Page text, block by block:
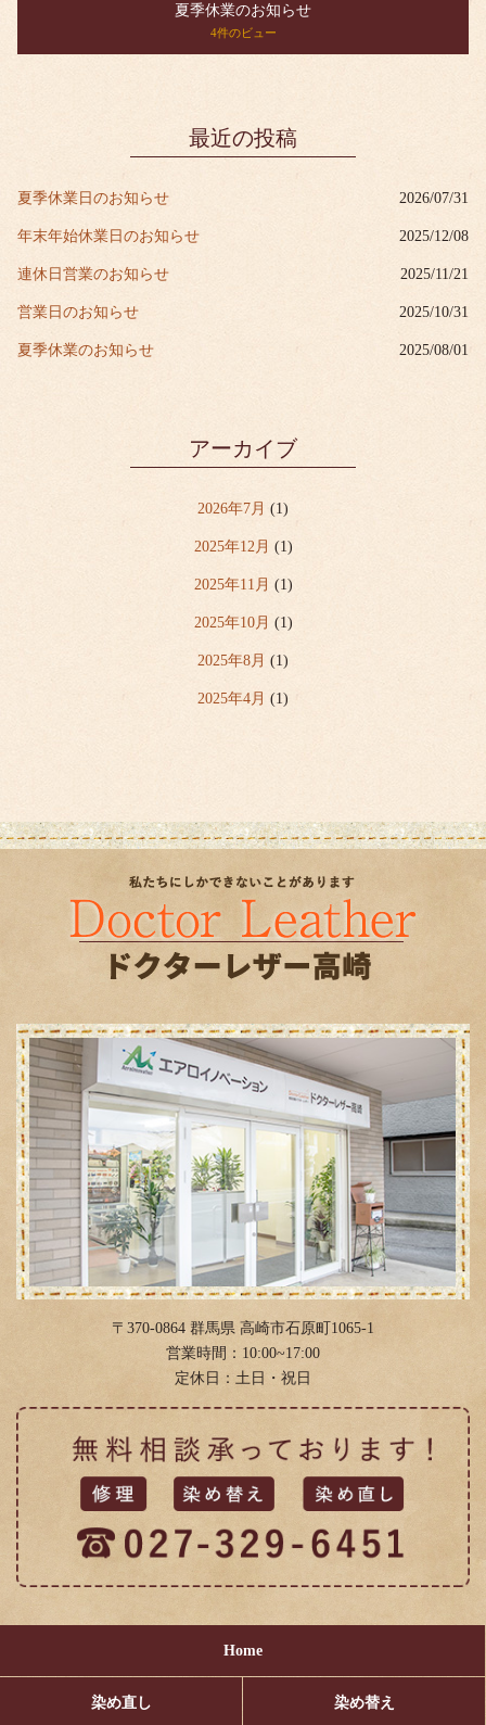
夏季休業のお知らせ
4件のビュー
最近の投稿
夏季休業日のお知らせ 2026/07/31
年末年始休業日のお知らせ 2025/12/08
連休日営業のお知らせ 2025/11/21
営業日のお知らせ 2025/10/31
夏季休業のお知らせ 2025/08/01
アーカイブ
2026年7月 (1)
2025年12月 (1)
2025年11月 (1)
2025年10月 (1)
2025年8月 (1)
2025年4月 (1)
2023年4月(1)
2022年12月(2)
2022年8月 (1)
2022年7月(1)
2020年8月(1)
2020年4月 (1)
2019年12月 (1)
2019年8月
2018年12月 (1)
2018年5月
2018年1月
〒370-0864 群馬県 高崎市石原町1065-1
営業時間：10:00~17:00
定休日：土日・祝日
Home
染め直し 染め替え